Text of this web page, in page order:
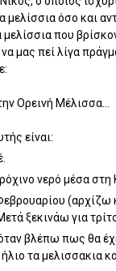
μελίσσια όσο και
μελίσσια που
μας πεί λίγα
Ορεινή Μέλισσα...
είναι:
νερό μέσα στη
(αρχίζω
ξεκινάω για
βλέπω πως θα
τα μελισσακια